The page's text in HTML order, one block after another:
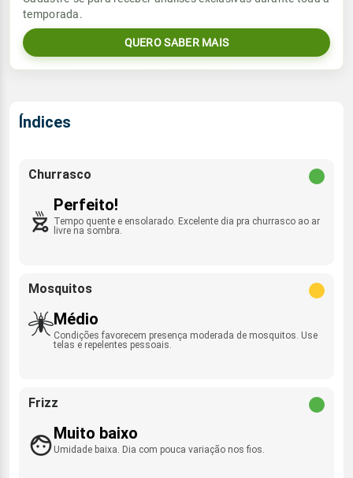
19%62%
Rajada de vento
06:12h às 17:52h
Lua
0.0mm
Umidade do ar
ESE - 13km/h
Rajada de vento
Sol
temporada.
QUERO SABER MAIS
Índices
Churrasco
Perfeito!
Tempo quente e ensolarado. Excelente dia pra churrasco ao ar
livre na sombra.
Mosquitos
Médio
Condições favorecem presença moderada de mosquitos. Use
telas e repelentes pessoais.
Frizz
Muito baixo
Umidade baixa. Dia com pouca variação nos fios.